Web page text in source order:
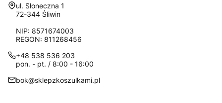
Adres:
ul. Słoneczna 1
72-344 Śliwin
NIP: 8571674003
REGON: 811268456
+48 538 536 203
pon. - pt. / 8:00 - 16:00
bok@sklepzkoszulkami.pl